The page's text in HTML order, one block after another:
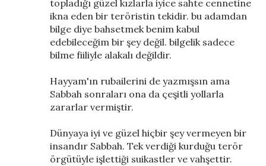
topladığı güzel kızlarla iyice sahte cennetine
ikna eden bir teröristin tekidir. bu adamdan
bilge diye bahsetmek benim kabul
edebileceğim bir şey değil. bilgelik sadece
bilme fiiliyle alakalı değildir.
Hayyam'ın rubailerini de yazmışsın ama
Sabbah sonraları ona da çeşitli yollarla
zararlar vermiştir.
Dünyaya iyi ve güzel hiçbir şey vermeyen bir
insandır Sabbah. Tek verdiği kurduğu terör
örgütüyle işlettiği suikastler ve vahşettir.